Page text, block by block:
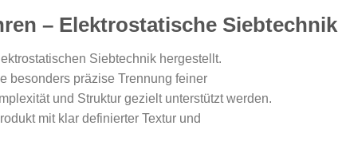
– Elektrostatische Siebtechnik
Siebtechnik hergestellt.
besonders präzise Trennung feiner
und Struktur gezielt unterstützt werden.
mit klar definierter Textur und